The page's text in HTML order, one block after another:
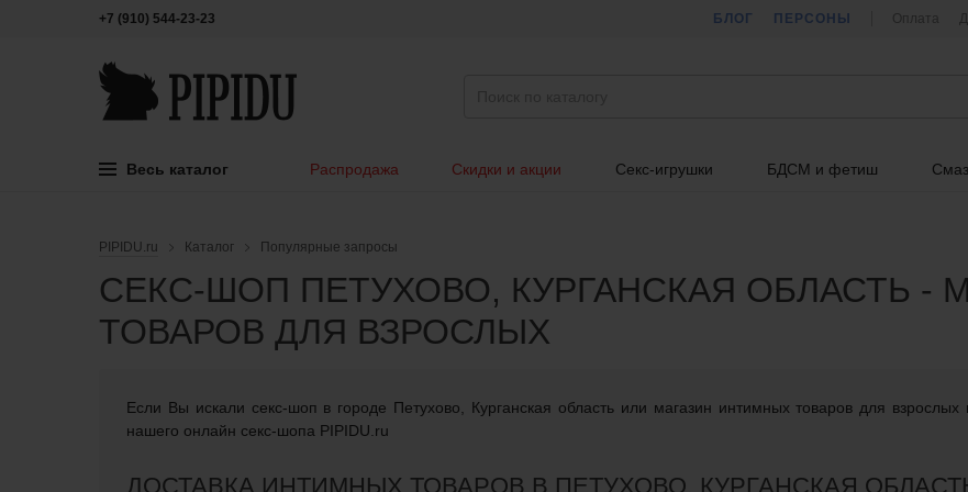
+7 (910) 544-23-23 БЛОГ ПЕРСОНЫ Оплата
Весь каталог Распродажа Скидки и акции Секс-игрушки БДСМ и фетиш
PIPIDU.ru Каталог Популярные запросы
СЕКС-ШОП ПЕТУХОВО, КУРГАНСКАЯ ОБЛАСТЬ -
ТОВАРОВ ДЛЯ ВЗРОСЛЫХ
Если Вы искали cекс-шоп в городе Петухово, Курганская область или магазин интимных товаров для
нашего онлайн секс-шопа PIPIDU.ru
ДОСТАВКА ИНТИМНЫХ ТОВАРОВ В ПЕТУХОВО, КУРГАНСКАЯ